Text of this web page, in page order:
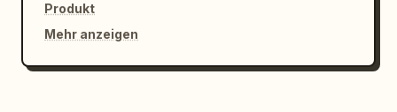
Produkt
Mehr anzeigen